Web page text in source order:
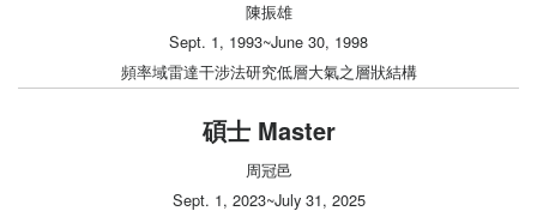
陳振雄
Sept. 1, 1993~June 30, 1998
頻率域雷達干涉法研究低層大氣之層狀結構
碩士 Master
周冠邑
Sept. 1, 2023~July 31, 2025